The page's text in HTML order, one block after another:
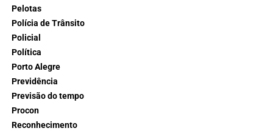
Pelotas
Polícia de Trânsito
Policial
Política
Porto Alegre
Previdência
Previsão do tempo
Procon
Reconhecimento